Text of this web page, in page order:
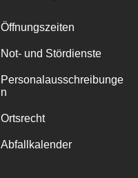
Öffnungszeiten
Not- und Stördienste
Personalausschreibunge
n
Ortsrecht
Abfallkalender